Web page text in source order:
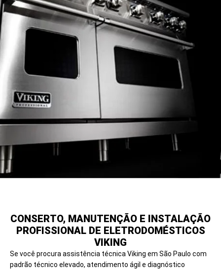
CONSERTO, MANUTENÇÃO E INSTALAÇÃO
PROFISSIONAL DE ELETRODOMÉSTICOS
VIKING
Se você procura assistência técnica Viking em São Paulo com
padrão técnico elevado, atendimento ágil e diagnóstico